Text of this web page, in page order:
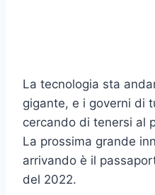
La tecnologia sta
gigante, e i governi di
cercando di tenersi al
La prossima grande
arrivando è il
del 2022.